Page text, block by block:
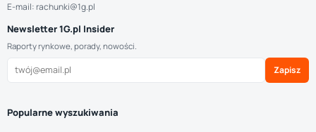
E-mail: rachunki@1g.pl
Newsletter 1G.pl Insider
Raporty rynkowe, porady, nowości.
Zapisz
Popularne wyszukiwania